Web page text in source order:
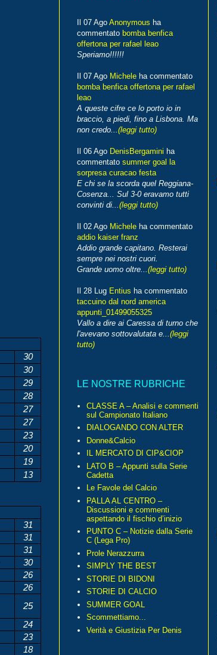
30
30
29
28
27
27
23
20
19
13
31
31
31
30
26
26
25
24
23
18
Il 07 Ago Anonymous ha
commentato bomba benfica
offertona per rafael leao
Speriamo!!!!!!
Il 07 Ago Michele ha commentato
bomba benfica offertona per rafael
leao
A queste cifre ce lo porto io in
braccio, a piedi, fino a Lisbona. Ma
non credo...(leggi tutto)
Il 06 Ago DenisBergamini ha
commentato summer goal la
sorpresa curacao festa
E chi se la scorda quel Reggiana-
Cosenza... Sul 3-0 eravamo tutti
convinti di...(leggi tutto)
Il 02 Ago Michele ha commentato
addio kaiser franz
Addio grande capitano. Resterai
sempre nei nostri cuori.
Grande uomo oltre...(leggi tutto)
Il 28 Lug Entius ha commentato
taccuino dal nord america
appunti_01499055325
Vallo a dire ai Caressa di turno che
l'avevano sottovalutata e...(leggi
tutto)
LE NOSTRE RUBRICHE
CLASSE A – Analisi e commenti
sul Campionato Italiano
DIALOGANDO CON ALTER
Donne&Calcio
IL MERCATO DI CIP&CIOP
LATO B – Appunti sulla Serie
Cadetta
Le Favole del Calcio
PALLA AL CENTRO –
Discussioni e commenti
aspettando il fischio d’inizio
PUNTO C – Notizie dalla Serie
C (Lega Pro)
Prole Nerazzurra
SIMPLY THE BEST
STORIE DI BIDONI
STORIE DI CALCIO
SUMMER GOAL
Scommettiamo...
Verità e Giustizia Per Denis